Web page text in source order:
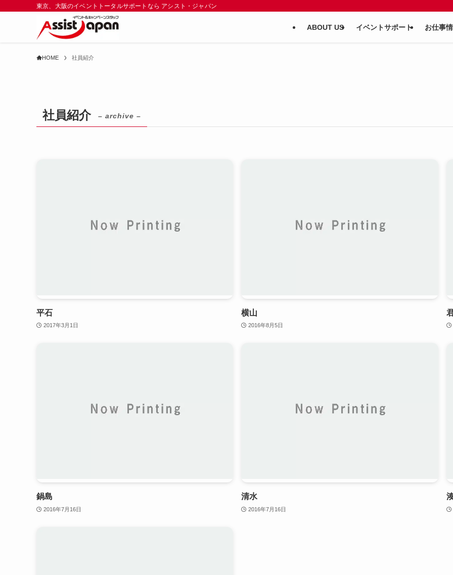
東京、大阪のイベントトータルサポートなら アシスト・ジャパン
ABOUT US イベントサポート お仕事
HOME 社員紹介
社員紹介 – archive –
平石
2017年3月1日
横山
2016年8月5日
鍋島
2016年7月16日
清水
2016年7月16日